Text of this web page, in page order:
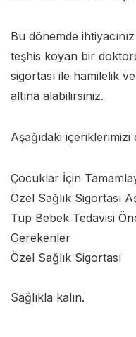
Bu dönemde
teşhis koyan bir
sigortası ile hamilelik
altına alabilirsiniz.
Aşağıdaki
Çocuklar İçin
Özel Sağlık Sigortası
Tüp Bebek Tedavisi
Gerekenler
Özel Sağlık Sigortası
Sağlıkla kalın.